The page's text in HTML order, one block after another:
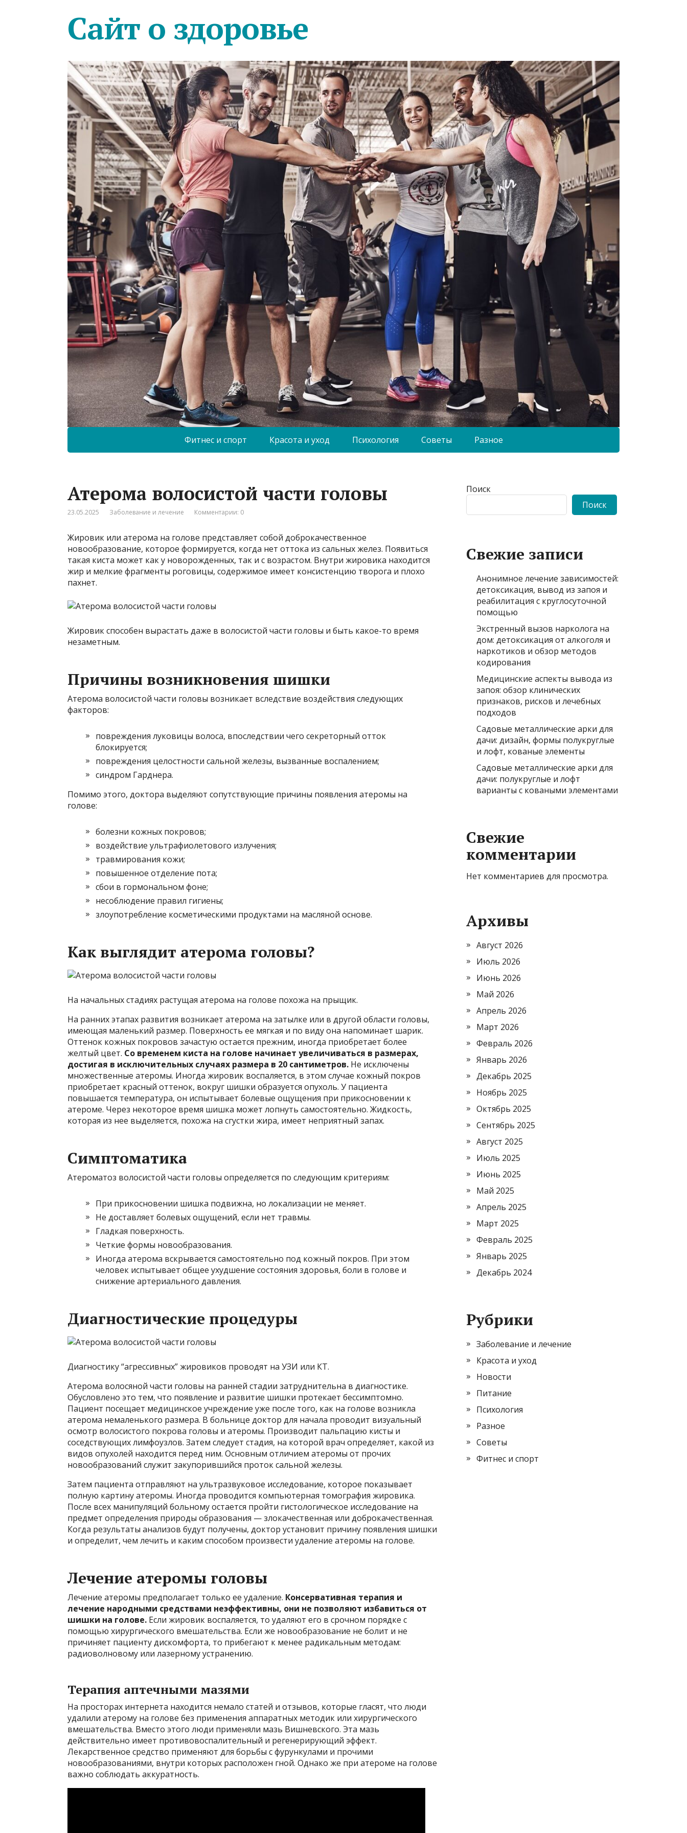
Сайт о здоровье
Фитнес и спорт Красота и уход Психология Советы Разное
Атерома волосистой части головы
23.05.2025 Заболевание и лечение Комментарии: 0
Жировик или атерома на голове представляет собой доброкачественное
новообразование, которое формируется, когда нет оттока из сальных желез. Появиться
такая киста может как у новорожденных, так и с возрастом. Внутри жировика находится
жир и мелкие фрагменты роговицы, содержимое имеет консистенцию творога и плохо
пахнет.
Жировик способен вырастать даже в волосистой части головы и быть какое-то время
незаметным.
Причины возникновения шишки
Атерома волосистой части головы возникает вследствие воздействия следующих
факторов:
повреждения луковицы волоса, впоследствии чего секреторный отток
блокируется;
повреждения целостности сальной железы, вызванные воспалением;
синдром Гарднера.
Помимо этого, доктора выделяют сопутствующие причины появления атеромы на
голове:
болезни кожных покровов;
воздействие ультрафиолетового излучения;
травмирования кожи;
повышенное отделение пота;
сбои в гормональном фоне;
несоблюдение правил гигиены;
злоупотребление косметическими продуктами на масляной основе.
Как выглядит атерома головы?
На начальных стадиях растущая атерома на голове похожа на прыщик.
На ранних этапах развития возникает атерома на затылке или в другой области головы,
имеющая маленький размер. Поверхность ее мягкая и по виду она напоминает шарик.
Оттенок кожных покровов зачастую остается прежним, иногда приобретает более
желтый цвет. Со временем киста на голове начинает увеличиваться в размерах,
достигая в исключительных случаях размера в 20 сантиметров. Не исключены
множественные атеромы. Иногда жировик воспаляется, в этом случае кожный покров
приобретает красный оттенок, вокруг шишки образуется опухоль. У пациента
повышается температура, он испытывает болевые ощущения при прикосновении к
атероме. Через некоторое время шишка может лопнуть самостоятельно. Жидкость,
которая из нее выделяется, похожа на сгустки жира, имеет неприятный запах.
Симптоматика
Атероматоз волосистой части головы определяется по следующим критериям:
При прикосновении шишка подвижна, но локализации не меняет.
Не доставляет болевых ощущений, если нет травмы.
Гладкая поверхность.
Четкие формы новообразования.
Иногда атерома вскрывается самостоятельно под кожный покров. При этом
человек испытывает общее ухудшение состояния здоровья, боли в голове и
снижение артериального давления.
Диагностические процедуры
Диагностику “агрессивных” жировиков проводят на УЗИ или КТ.
Атерома волосяной части головы на ранней стадии затруднительна в диагностике.
Обусловлено это тем, что появление и развитие шишки протекает бессимптомно.
Пациент посещает медицинское учреждение уже после того, как на голове возникла
атерома немаленького размера. В больнице доктор для начала проводит визуальный
осмотр волосистого покрова головы и атеромы. Производит пальпацию кисты и
соседствующих лимфоузлов. Затем следует стадия, на которой врач определяет, какой из
видов опухолей находится перед ним. Основным отличием атеромы от прочих
новообразований служит закупорившийся проток сальной железы.
Затем пациента отправляют на ультразвуковое исследование, которое показывает
полную картину атеромы. Иногда проводится компьютерная томография жировика.
После всех манипуляций больному остается пройти гистологическое исследование на
предмет определения природы образования — злокачественная или доброкачественная.
Когда результаты анализов будут получены, доктор установит причину появления шишки
и определит, чем лечить и каким способом произвести удаление атеромы на голове.
Лечение атеромы головы
Лечение атеромы предполагает только ее удаление. Консервативная терапия и
лечение народными средствами неэффективны, они не позволяют избавиться от
шишки на голове. Если жировик воспаляется, то удаляют его в срочном порядке с
помощью хирургического вмешательства. Если же новообразование не болит и не
причиняет пациенту дискомфорта, то прибегают к менее радикальным методам:
радиоволновому или лазерному устранению.
Терапия аптечными мазями
На просторах интернета находится немало статей и отзывов, которые гласят, что люди
удалили атерому на голове без применения аппаратных методик или хирургического
вмешательства. Вместо этого люди применяли мазь Вишневского. Эта мазь
действительно имеет противовоспалительный и регенерирующий эффект.
Лекарственное средство применяют для борьбы с фурункулами и прочими
новообразованиями, внутри которых расположен гной. Однако же при атероме на голове
важно соблюдать аккуратность.
Поиск
Поиск
Свежие записи
Анонимное лечение зависимостей:
детоксикация, вывод из запоя и
реабилитация с круглосуточной
помощью
Экстренный вызов нарколога на
дом: детоксикация от алкоголя и
наркотиков и обзор методов
кодирования
Медицинские аспекты вывода из
запоя: обзор клинических
признаков, рисков и лечебных
подходов
Садовые металлические арки для
дачи: дизайн, формы полукруглые
и лофт, кованые элементы
Садовые металлические арки для
дачи: полукруглые и лофт
варианты с коваными элементами
Свежие
комментарии
Нет комментариев для просмотра.
Архивы
Август 2026
Июль 2026
Июнь 2026
Май 2026
Апрель 2026
Март 2026
Февраль 2026
Январь 2026
Декабрь 2025
Ноябрь 2025
Октябрь 2025
Сентябрь 2025
Август 2025
Июль 2025
Июнь 2025
Май 2025
Апрель 2025
Март 2025
Февраль 2025
Январь 2025
Декабрь 2024
Рубрики
Заболевание и лечение
Красота и уход
Новости
Питание
Психология
Разное
Советы
Фитнес и спорт